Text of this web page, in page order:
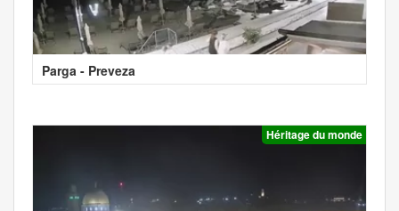
Parga - Preveza
Héritage du monde